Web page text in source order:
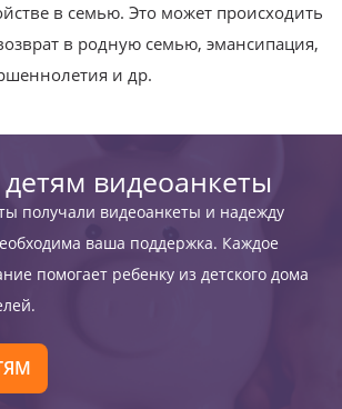
в семью. Это может происходить
в родную семью, эмансипация,
и др.
видеоанкеты
получали видеоанкеты и надежду
ваша поддержка. Каждое
помогает ребенку из детского дома